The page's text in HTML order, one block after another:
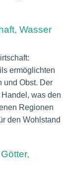
Wasser
ermöglichten
und Obst. Der
was den
Regionen
den Wohlstand